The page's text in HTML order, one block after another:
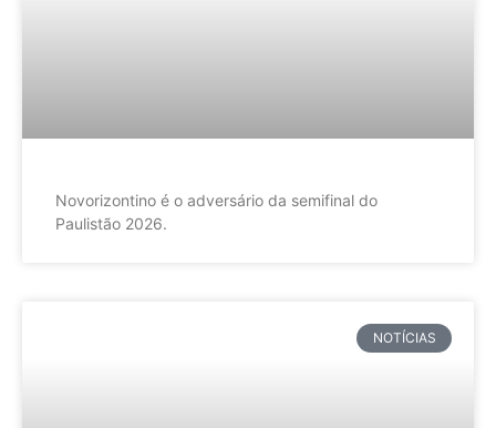
Novorizontino é o adversário da semifinal do
Paulistão 2026.
NOTÍCIAS